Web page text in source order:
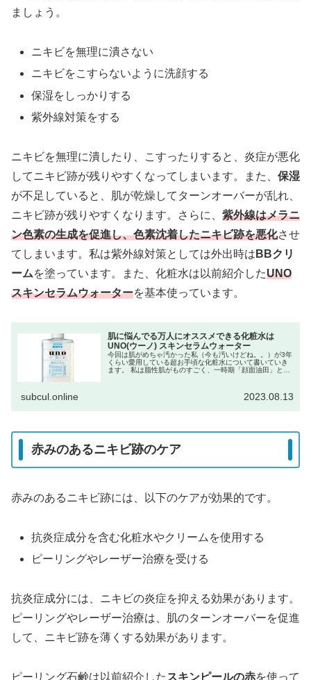
ましょう。
ニキビを無理に潰さない
ニキビをこすらないように洗顔する
保湿をしっかりする
紫外線対策をする
ニキビを無理に潰したり、こすったりすると、炎症が悪化
してニキビ跡が残りやすくなってしまいます。また、 保湿
が不足していると、肌が乾燥してターンオーバーが乱れ、
ニキビ跡が残りやすくなります。さらに、 紫外線はメラニ
ン色素の生成を促進し、色素沈着したニキビ跡を悪化させ
てしまいます。私は紫外線対策としては外出時は BBクリ
ームを塗っています。また、化粧水は以前紹介したUNO
スキンセラムウォーターを基本使っています。
肌に悩んでる万人にオススメできる化粧水は
UNO(ウーノ) スキンセラムウォーター
今回は肌がめちゃ汚かった私（今も汚いけどね。。）が3年
くらい愛用している超お手頃な化粧水について書いていき
ます。 私は脂性肌がものすごく、一時期「顔面油田」と呼
subcul.online 2023.08.13
赤みのあるニキビ跡のケア
赤みのあるニキビ跡には、以下のケアが効果的です。
抗炎症成分を含む化粧水やクリームを使用する
ピーリングやレーザー治療を受ける
抗炎症成分には、ニキビの炎症を抑える効果があります。
ピーリングやレーザー治療は、肌のターンオーバーを促進
して、ニキビ跡を薄くする効果があります。
ピーリング石鹸は以前紹介した スキンピールの赤を使って